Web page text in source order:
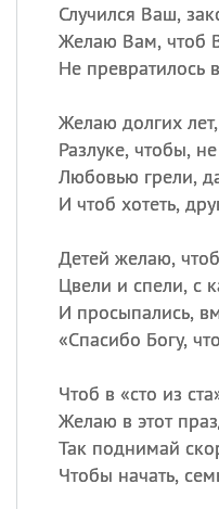
Случился Ваш,
Желаю Вам, чтоб
Не превратилось
Желаю долгих
Разлуке, чтобы,
Любовью грели,
И чтоб хотеть,
Детей желаю,
Цвели и спели, с
И просыпались,
«Спасибо Богу,
Чтоб в «сто из
Желаю в этот
Так поднимай
Чтобы начать,